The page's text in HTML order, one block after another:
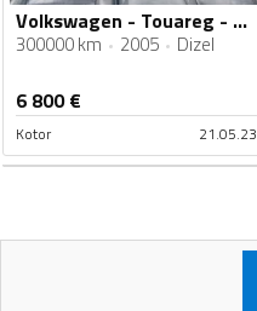
Volkswagen - Touareg - 50v10tdi
300000 km 2005 Dizel
6 800€
Kotor 21.05.23